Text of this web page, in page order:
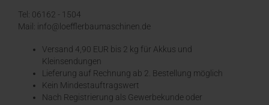
Tel: 06162 - 1504
Mail: info@loefflerbaumaschinen.de
Versand 4,90 EUR bis 2 kg für Akkus und
Kleinsendungen
​Lieferung auf Rechnung ab 2. Bestellung möglich
Kein Mindestauftragswert
Nach Registrierung als Gewerbekunde oder